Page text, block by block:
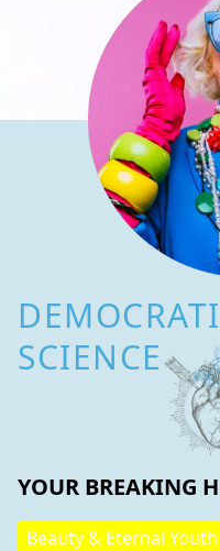
SCIENCE
YOUR BREAKING
Beauty & Eternal Youth